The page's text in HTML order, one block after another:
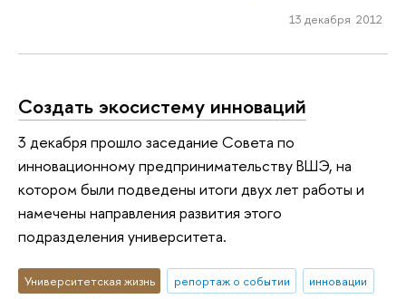
13 декабря 2012
Создать экосистему инноваций
3 декабря прошло заседание Совета по
инновационному предпринимательству ВШЭ, на
котором были подведены итоги двух лет работы и
намечены направления развития этого
подразделения университета.
Университетская жизнь репортаж о событии
инновации